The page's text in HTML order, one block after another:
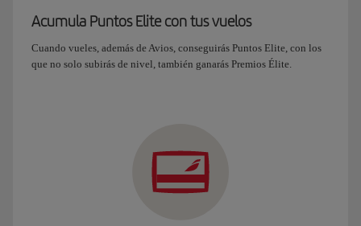
Acumula Puntos Elite con tus vuelos
Cuando vueles, además de Avios, conseguirás Puntos Elite, con los
que no solo subirás de nivel, también ganarás Premios Élite.